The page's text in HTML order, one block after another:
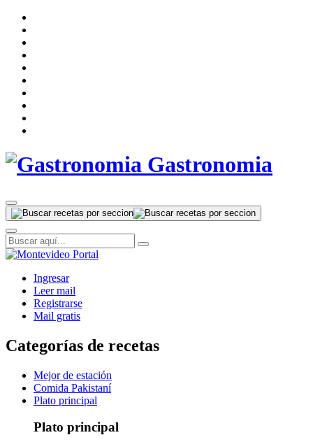
Gastronomia
Ingresar
Leer mail
Registrarse
Mail gratis
Categorías de recetas
Mejor de estación
Comida Pakistaní
Plato principal
Plato principal